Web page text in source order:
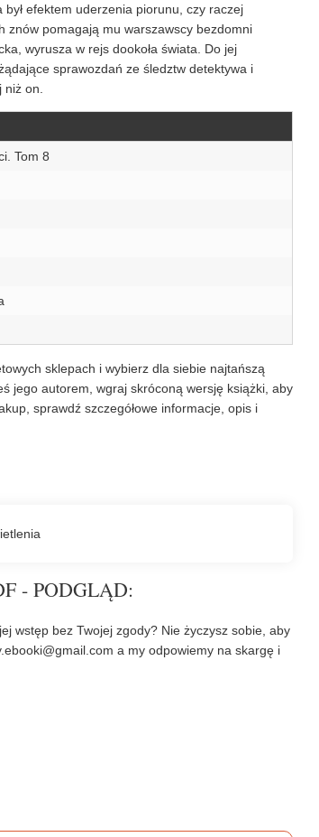
był efektem uderzenia piorunu, czy raczej
znów pomagają mu warszawscy bezdomni
wyrusza w rejs dookoła świata. Do jej
sprawozdań ze śledztw detektywa i
on.
Tom 8
sklepach i wybierz dla siebie najtańszą
jego autorem, wgraj skróconą wersję książki, aby
sprawdź szczegółowe informacje, opis i
- PODGLĄD:
wstęp bez Twojej zgody? Nie życzysz sobie, aby
a my odpowiemy na skargę i